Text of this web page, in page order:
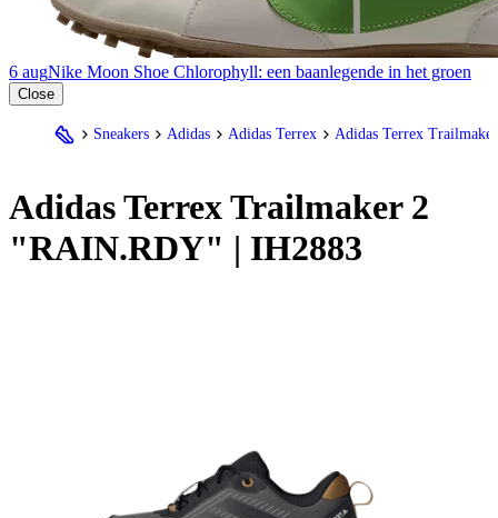
6 augNike Moon Shoe Chlorophyll: een baanlegende in het groen
Close
Sneakers Adidas Adidas Terrex Adidas Terrex Trailmaker
AdidasTerrex Trailmaker 2
"RAIN.RDY" | IH2883